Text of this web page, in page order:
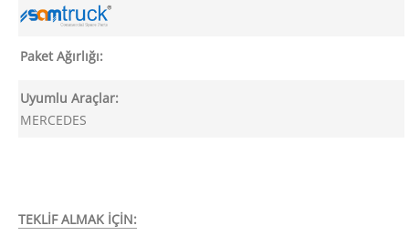
Paket Ağırlığı:
Uyumlu Araçlar:
MERCEDES
TEKLİF ALMAK İÇİN: